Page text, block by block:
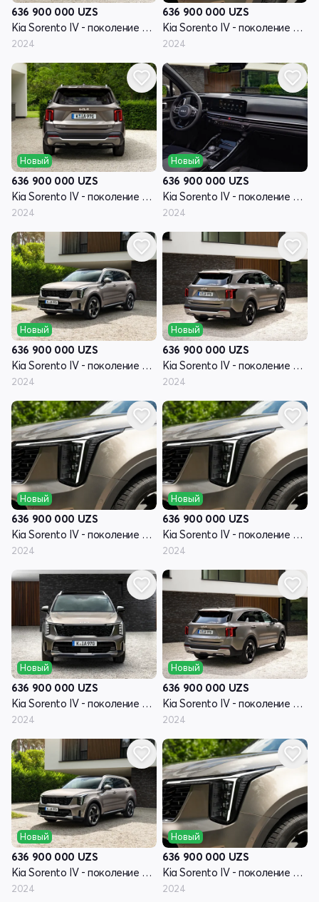
636 900 000 UZS
Kia Sorento IV - поколение рестайлинг
2024
636 900 000 UZS
Kia Sorento IV - поколение рестайлинг
2024
Новый
636 900 000 UZS
Kia Sorento IV - поколение рестайлинг
2024
Новый
636 900 000 UZS
Kia Sorento IV - поколение рестайлинг
2024
Новый
636 900 000 UZS
Kia Sorento IV - поколение рестайлинг
2024
Новый
636 900 000 UZS
Kia Sorento IV - поколение рестайлинг
2024
Новый
636 900 000 UZS
Kia Sorento IV - поколение рестайлинг
2024
Новый
636 900 000 UZS
Kia Sorento IV - поколение рестайлинг
2024
Новый
636 900 000 UZS
Kia Sorento IV - поколение рестайлинг
2024
Новый
636 900 000 UZS
Kia Sorento IV - поколение рестайлинг
2024
Новый
636 900 000 UZS
Kia Sorento IV - поколение рестайлинг
2024
Новый
636 900 000 UZS
Kia Sorento IV - поколение рестайлинг
2024